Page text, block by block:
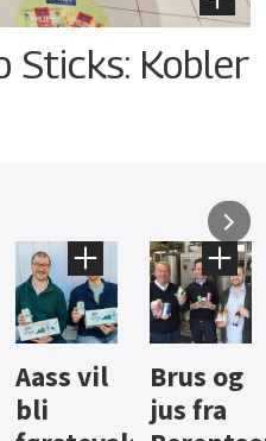
Sticks: Kobler
Brus og
jus fra
Hard
iste fra